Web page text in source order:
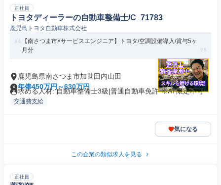
正社員
トヨタディーラーの自動車整備士/C_71783
鹿児島トヨタ自動車株式会社
【南さつま市×サービスエンジニア】トヨタ/空調設備導入/賞与5ヶ
月分
鹿児島県南さつま市加世田内山田
年俸450万円～630万円
求める人材: 自動車整備士3級|普通自動車免許 ※AT限定不可
交通費支給
気になる
この企業の類似求人を見る
正社員